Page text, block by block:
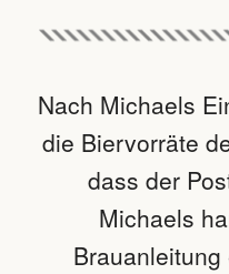
Nach Michaels
die Biervorräte
dass der
Michaels